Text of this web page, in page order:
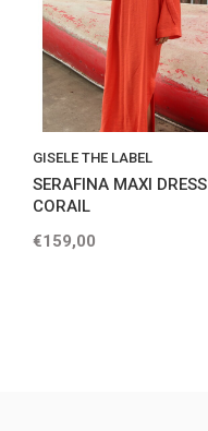
GISELE THE LABEL
SERAFINA MAXI DRESS
CORAIL
€159,00